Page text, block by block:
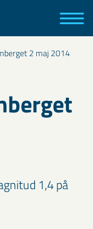
2 maj 2014
1,4 på